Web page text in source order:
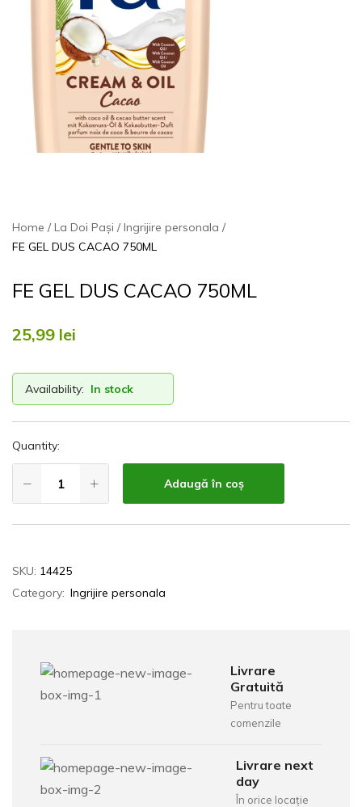
Home La Doi Pași
Ingrijire personala
FE GEL DUS CACAO 750ML
FE GEL DUS CACAO 750ML
25,99 lei
Availability: In stock
Quantity:
Adaugă în coș
SKU: 14425
Category: Ingrijire personala
Livrare
Gratuită
Pentru toate
comenzile
Livrare next
day
În orice locație